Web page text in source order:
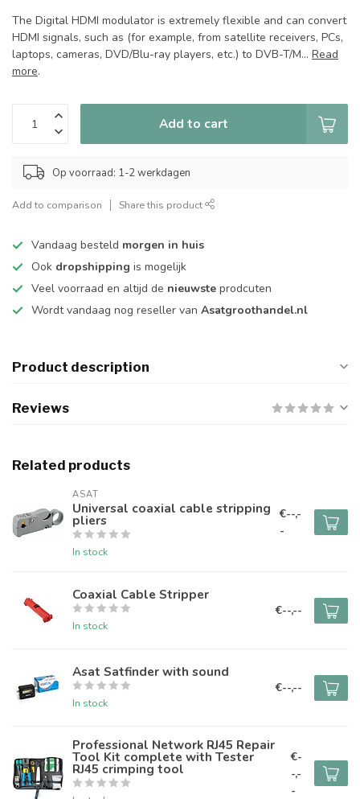
The Digital HDMI modulator is extremely flexible and can convert
HDMI signals, such as (for example, from satellite receivers, PCs,
laptops, cameras, DVD/Blu-ray players, etc.) to DVB-T/M... Read
more.
Add to cart
Op voorraad: 1-2 werkdagen
Add to comparison Share this product
Vandaag besteld morgen in huis
Ook dropshipping is mogelijk
Veel voorraad en altijd de nieuwste prodcuten
Wordt vandaag nog reseller van Asatgroothandel.nl
Product description
Reviews
Related products
ASAT
Universal coaxial cable stripping
pliers
In stock
€--,-
-
Coaxial Cable Stripper
In stock
€--,--
Asat Satfinder with sound
In stock
€--,--
Professional Network RJ45 Repair
Tool Kit complete with Tester
RJ45 crimping tool
€-
-,-
-